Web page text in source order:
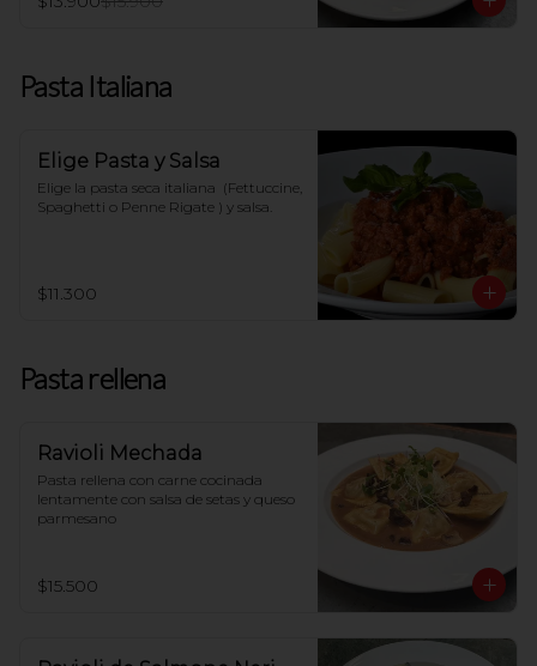
Pasta Italiana
Elige Pasta y Salsa
Elige la pasta seca italiana  (Fettuccine,
Spaghetti o Penne Rigate ) y salsa.
$11.300
Pasta rellena
Ravioli Mechada
Pasta rellena con carne cocinada
lentamente con salsa de setas y queso
parmesano
$15.500